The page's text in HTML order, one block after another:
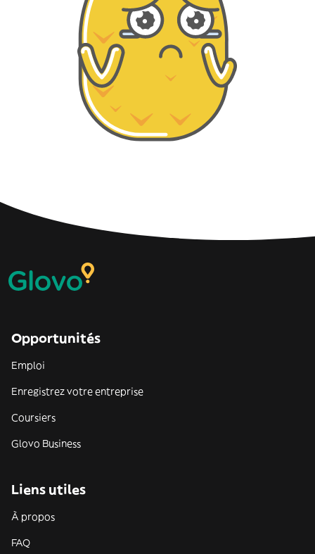
Opportunités
Emploi
Enregistrez votre entreprise
Coursiers
Glovo Business
Liens utiles
À propos
FAQ